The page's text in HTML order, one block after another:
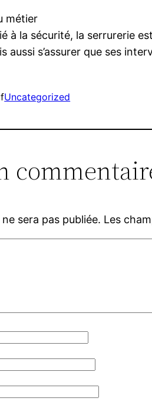
métier
à la sécurité, la serrurerie
aussi s’assurer que ses
Uncategorized
sera pas publiée. Les